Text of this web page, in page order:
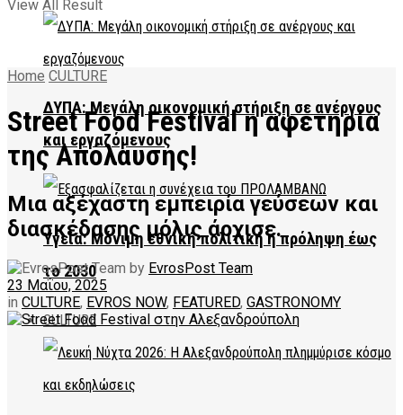
ΔΥΠΑ: Μεγάλη οικονομική στήριξη σε ανέργους
και εργαζόμενους
Υγεία: Μόνιμη εθνική πολιτική η πρόληψη έως
το 2030
CULTURE
View All Result
Home CULTURE
Street Food Festival η αφετηρία
της Απόλαυσης!
Μια αξέχαστη εμπειρία γεύσεων και
διασκέδασης μόλις άρχισε.
by EvrosPost Team
23 Μαΐου, 2025
in CULTURE, EVROS NOW, FEATURED, GASTRONOMY